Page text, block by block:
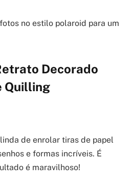
no estilo polaroid para um
Decorado
Quilling
de enrolar tiras de papel
e formas incríveis. É
é maravilhoso!